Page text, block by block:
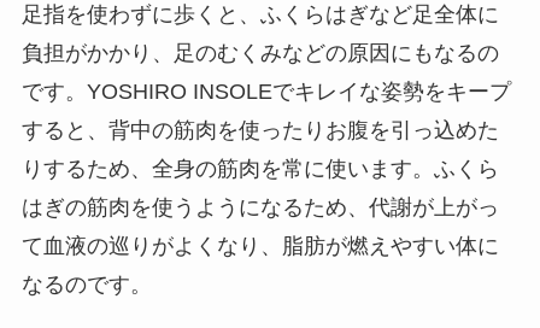
足指を使わずに歩くと、ふくらはぎなど足全体に
負担がかかり、足のむくみなどの原因にもなるの
です。YOSHIRO INSOLEでキレイな姿勢をキープ
すると、背中の筋肉を使ったりお腹を引っ込めた
りするため、全身の筋肉を常に使います。ふくら
はぎの筋肉を使うようになるため、代謝が上がっ
て血液の巡りがよくなり、脂肪が燃えやすい体に
なるのです。